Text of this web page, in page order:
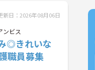
新日：2026年08月06日
ンビス
◎きれいな
職員募集